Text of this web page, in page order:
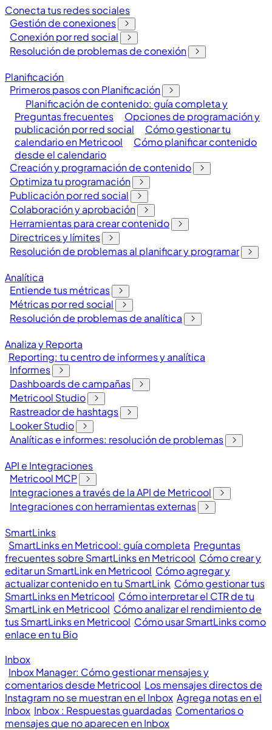
Conecta tus redes sociales
Gestión de conexiones
Conexión por red social
Resolución de problemas de conexión
Planificación
Primeros pasos con Planificación
Planificación de contenido: guía completa y
Preguntas frecuentes
Opciones de programación y
publicación por red social
Cómo gestionar tu
calendario en Metricool
Cómo planificar contenido
desde el calendario
Creación y programación de contenido
Optimiza tu programación
Publicación por red social
Colaboración y aprobación
Herramientas para crear contenido
Directrices y límites
Resolución de problemas al planificar y programar
Analítica
Entiende tus métricas
Métricas por red social
Resolución de problemas de analítica
Analiza y Reporta
Reporting: tu centro de informes y analítica
Informes
Dashboards de campañas
Metricool Studio
Rastreador de hashtags
Looker Studio
Analíticas e informes: resolución de problemas
API e Integraciones
Metricool MCP
Integraciones a través de la API de Metricool
Integraciones con herramientas externas
SmartLinks
SmartLinks en Metricool: guía completa Preguntas
frecuentes sobre SmartLinks en Metricool Cómo crear y
editar un SmartLink en Metricool Cómo agregar y
actualizar contenido en tu SmartLink Cómo gestionar tus
SmartLinks en Metricool Cómo interpretar el CTR de tu
SmartLink en Metricool Cómo analizar el rendimiento de
tus SmartLinks en Metricool Cómo usar SmartLinks como
enlace en tu Bio
Inbox
Inbox Manager: Cómo gestionar mensajes y
comentarios desde Metricool Los mensajes directos de
Instagram no se muestran en el Inbox Agrega notas en el
Inbox Inbox : Respuestas guardadas Comentarios o
mensajes que no aparecen en Inbox